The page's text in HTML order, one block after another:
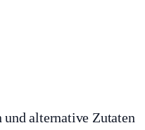
und alternative Zutaten